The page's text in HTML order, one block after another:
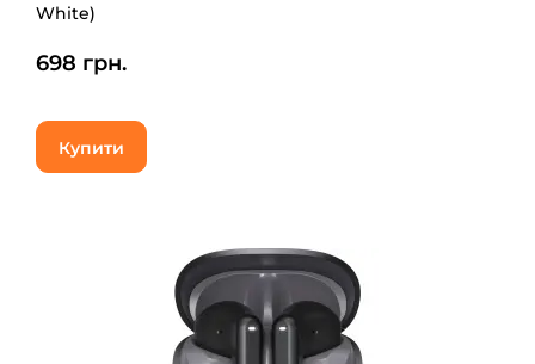
White)
698 грн.
Купити